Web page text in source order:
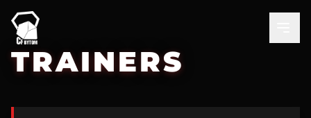
TRAINERS